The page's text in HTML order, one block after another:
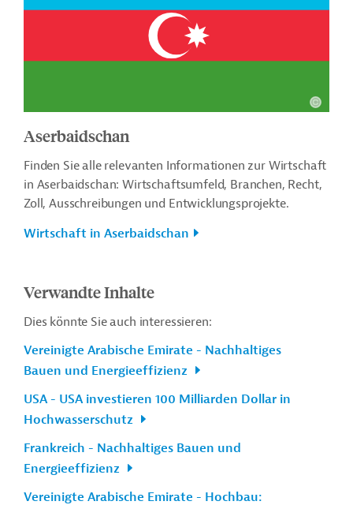
Aserbaidschan
Finden Sie alle relevanten Informationen zur Wirtschaft
in Aserbaidschan: Wirtschaftsumfeld, Branchen, Recht,
Zoll, Ausschreibungen und Entwicklungsprojekte.
Wirtschaft in Aserbaidschan
Verwandte Inhalte
Dies könnte Sie auch interessieren:
Vereinigte Arabische Emirate - Nachhaltiges
Bauen und Energieeffizienz
USA - USA investieren 100 Milliarden Dollar in
Hochwasserschutz
Frankreich - Nachhaltiges Bauen und
Energieeffizienz
Vereinigte Arabische Emirate - Hochbau: